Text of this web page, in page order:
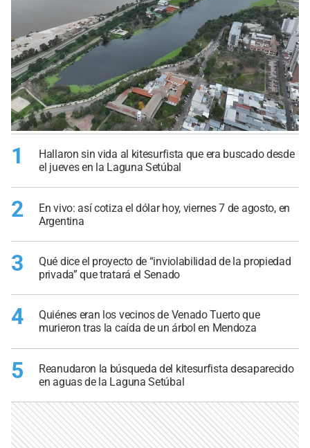
1
Hallaron sin vida al kitesurfista que era buscado desde
el jueves en la Laguna Setúbal
2
En vivo: así cotiza el dólar hoy, viernes 7 de agosto, en
Argentina
3
Qué dice el proyecto de “inviolabilidad de la propiedad
privada” que tratará el Senado
4
Quiénes eran los vecinos de Venado Tuerto que
murieron tras la caída de un árbol en Mendoza
5
Reanudaron la búsqueda del kitesurfista desaparecido
en aguas de la Laguna Setúbal